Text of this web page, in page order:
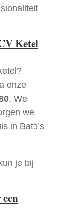
Ketel
onze
. We
we
in Bato’s
je bij